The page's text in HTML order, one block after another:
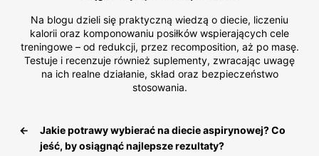
Na blogu dzieli się praktyczną wiedzą o diecie, liczeniu
kalorii oraz komponowaniu posiłków wspierających cele
treningowe – od redukcji, przez recomposition, aż po masę.
Testuje i recenzuje również suplementy, zwracając uwagę
na ich realne działanie, skład oraz bezpieczeństwo
stosowania.
←
Jakie potrawy wybierać na diecie aspirynowej? Co
jeść, by osiągnąć najlepsze rezultaty?